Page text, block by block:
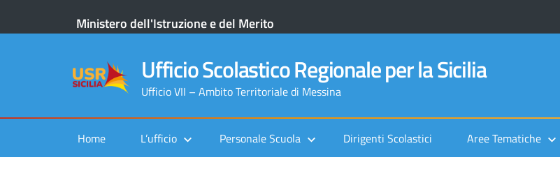
Ministero dell'Istruzione e del Merito
Ufficio Scolastico Regionale per la Sicilia
Ufficio VII – Ambito Territoriale di Messina
Home L’ufficio Personale Scuola Dirigenti Scolastici Aree Tematiche